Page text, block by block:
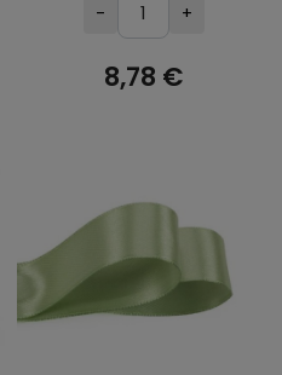
- +
8,78 €